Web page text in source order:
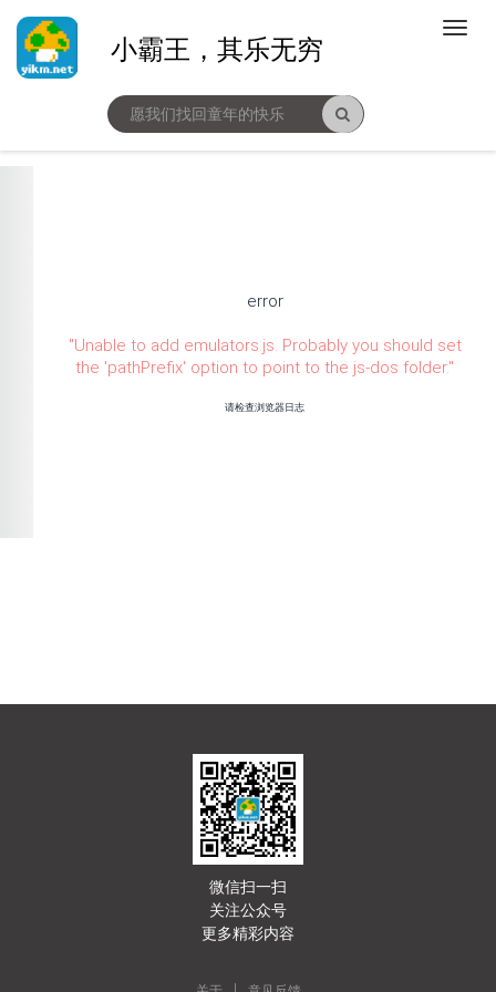
小霸王，其乐无穷
error
"Unable to add emulators.js. Probably you should set
the 'pathPrefix' option to point to the js-dos folder."
请检查浏览器日志
微信扫一扫
关注公众号
更多精彩内容